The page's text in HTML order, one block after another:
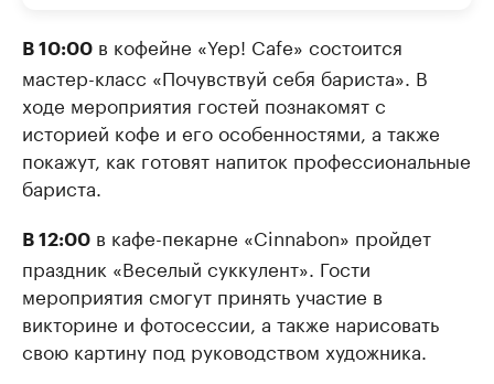
В 10:00 в кофейне «Yep! Cafe» состоится
мастер-класс «Почувствуй себя бариста». В
ходе мероприятия гостей познакомят с
историей кофе и его особенностями, а также
покажут, как готовят напиток профессиональные
бариста.
В 12:00 в кафе-пекарне «Cinnabon» пройдет
праздник «Веселый суккулент». Гости
мероприятия смогут принять участие в
викторине и фотосессии, а также нарисовать
свою картину под руководством художника.